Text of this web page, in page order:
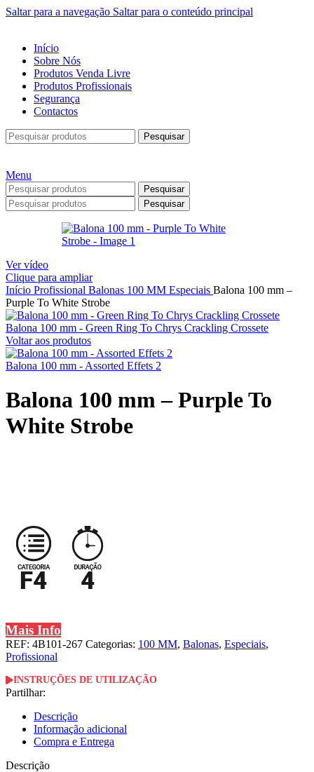
Saltar para a navegação Saltar para o conteúdo principal
Início
Sobre Nós
Produtos Venda Livre
Produtos Profissionais
Segurança
Contactos
Pesquisar
Menu
Pesquisar
Pesquisar
Ver vídeo
Clique para ampliar
Início Profissional Balonas 100 MM Especiais Balona 100 mm –
Purple To White Strobe
Balona 100 mm - Green Ring To Chrys Crackling Crossete
Voltar aos produtos
Balona 100 mm - Assorted Effets 2
Balona 100 mm – Purple To
White Strobe
Mais Info
REF: 4B101-267 Categorias: 100 MM, Balonas, Especiais,
Profissional
INSTRUÇÕES DE UTILIZAÇÃO
Partilhar:
Descrição
Informação adicional
Compra e Entrega
Descrição